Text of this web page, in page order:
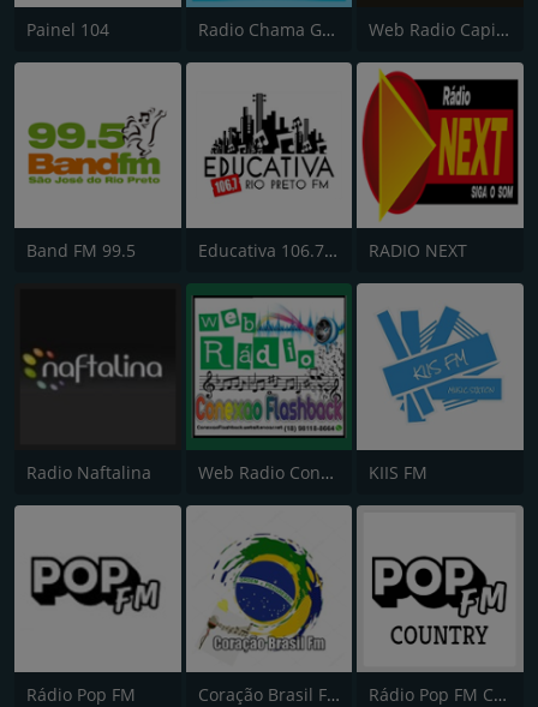
Painel 104 Radio Chama Gospel Web Radio Capital
Band FM 99.5 Educativa 106.7 FM RADIO NEXT
Radio Naftalina Web Radio Conexao Flashback KIIS FM
Rádio Pop FM Coração Brasil FM Rádio Pop FM Country